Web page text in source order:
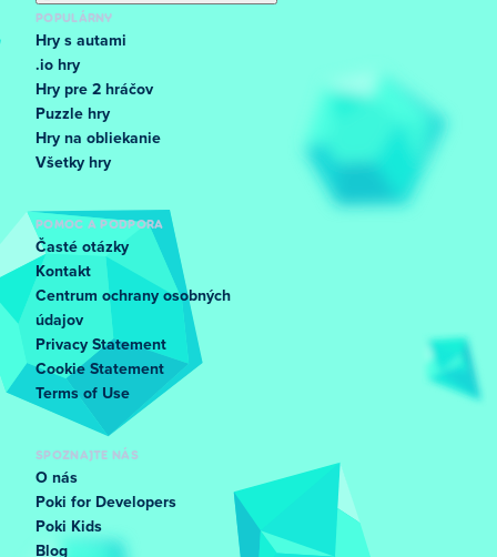
POPULÁRNY
Hry s autami
.io hry
Hry pre 2 hráčov
Puzzle hry
Hry na obliekanie
Všetky hry
POMOC A PODPORA
Časté otázky
Kontakt
Centrum ochrany osobných
údajov
Privacy Statement
Cookie Statement
Terms of Use
SPOZNAJTE NÁS
O nás
Poki for Developers
Poki Kids
Blog